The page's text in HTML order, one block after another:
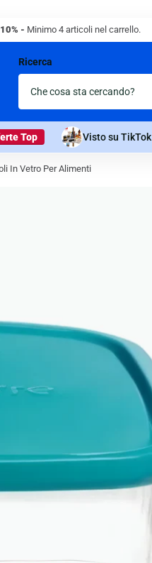
- Minimo 4 articoli nel carrello.
Ricerca
Top Visto su TikTok
In Vetro Per Alimenti